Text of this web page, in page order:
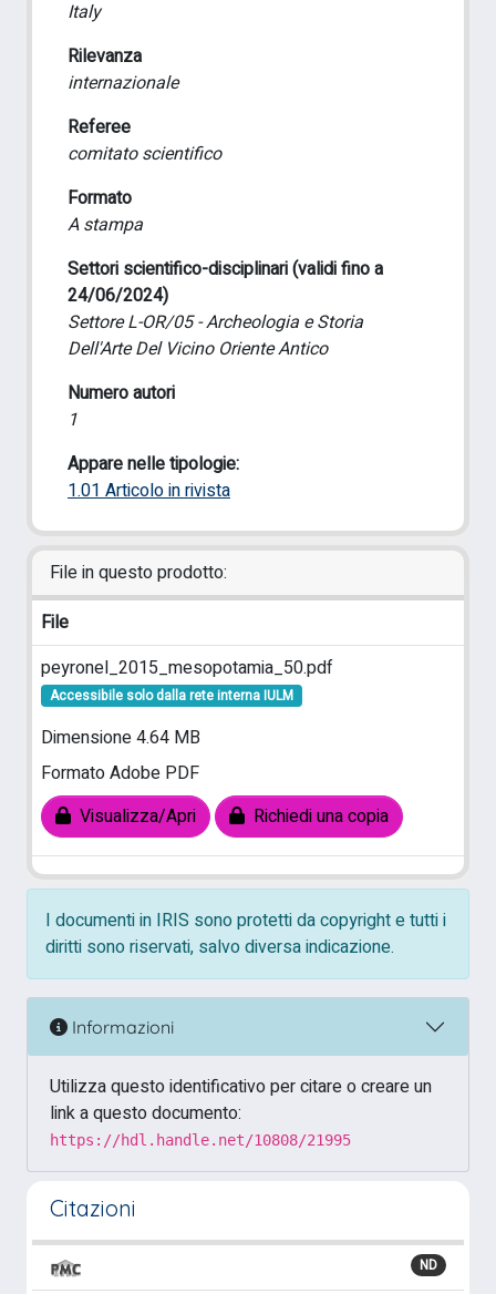
Italy
Rilevanza
internazionale
Referee
comitato scientifico
Formato
A stampa
Settori scientifico-disciplinari (validi fino a
24/06/2024)
Settore L-OR/05 - Archeologia e Storia
Dell'Arte Del Vicino Oriente Antico
Numero autori
1
Appare nelle tipologie:
1.01 Articolo in rivista
File in questo prodotto:
File
peyronel_2015_mesopotamia_50.pdf
Accessibile solo dalla rete interna IULM
Dimensione 4.64 MB
Formato Adobe PDF
Visualizza/Apri
Richiedi una copia
I documenti in IRIS sono protetti da copyright e tutti i
diritti sono riservati, salvo diversa indicazione.
Informazioni
Utilizza questo identificativo per citare o creare un
link a questo documento:
https://hdl.handle.net/10808/21995
Citazioni
ND